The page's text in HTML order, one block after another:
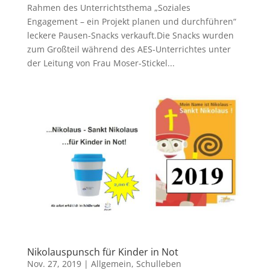
Rahmen des Unterrichtsthema „Soziales
Engagement – ein Projekt planen und durchführen“
leckere Pausen-Snacks verkauft.Die Snacks wurden
zum Großteil während des AES-Unterrichtes unter
der Leitung von Frau Moser-Stickel...
Nikolauspunsch für Kinder in Not
Nov. 27, 2019| Allgemein, Schulleben